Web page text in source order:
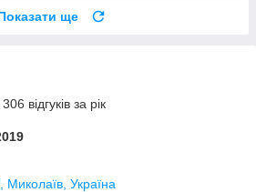
ще
відгуків за рік
Миколаїв, Україна